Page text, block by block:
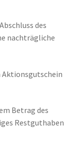
des
nachträgliche
Betrag des
Restguthaben